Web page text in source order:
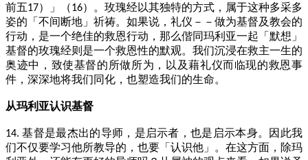
前五17）」（16）。玫瑰经以其独特的方式，属于这种多采多
姿的「不间断地」祈祷。如果说，礼仪－－做为基督及教会的
行动，是一个绝佳的救恩行动，那么偕同玛利亚一起「默想」
基督的玫瑰经则是一个救恩性的默观。我们沉浸在救主一生的
奥迹中，致使基督的所做所为，以及藉礼仪而临现的救恩事
件，深深地将我们同化，也塑造我们的生命。
从玛利亚认识基督
14.基督是最杰出的导师，是启示者，也是启示本身。因此我
们不仅要学习他所教导的，也要「认识他」。在这方面，除玛